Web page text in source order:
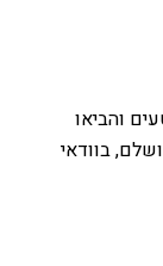
והביאו
בוודאי